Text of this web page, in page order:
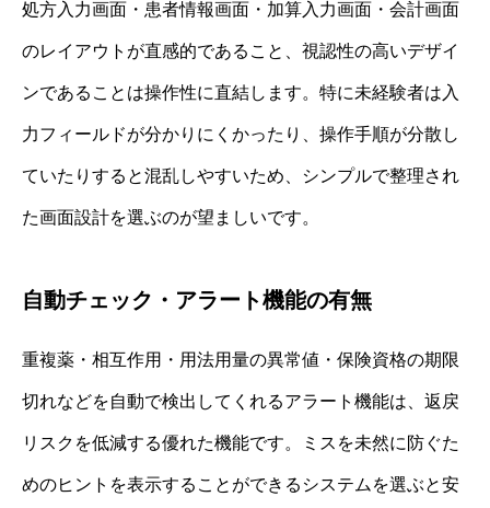
処方入力画面・患者情報画面・加算入力画面・会計画面
のレイアウトが直感的であること、視認性の高いデザイ
ンであることは操作性に直結します。特に未経験者は入
力フィールドが分かりにくかったり、操作手順が分散し
ていたりすると混乱しやすいため、シンプルで整理され
た画面設計を選ぶのが望ましいです。
自動チェック・アラート機能の有無
重複薬・相互作用・用法用量の異常値・保険資格の期限
切れなどを自動で検出してくれるアラート機能は、返戻
リスクを低減する優れた機能です。ミスを未然に防ぐた
めのヒントを表示することができるシステムを選ぶと安